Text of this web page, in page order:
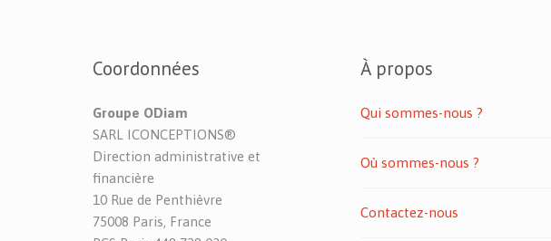
Coordonnées
Groupe ODiam
SARL ICONCEPTIONS®
Direction administrative et
financière
10 Rue de Penthièvre
75008 Paris, France
À propos
Qui sommes-nous ?
Où sommes-nous ?
Contactez-nous